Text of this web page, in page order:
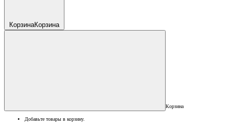
КорзинаКорзина
Корзина
Добавьте товары в корзину.